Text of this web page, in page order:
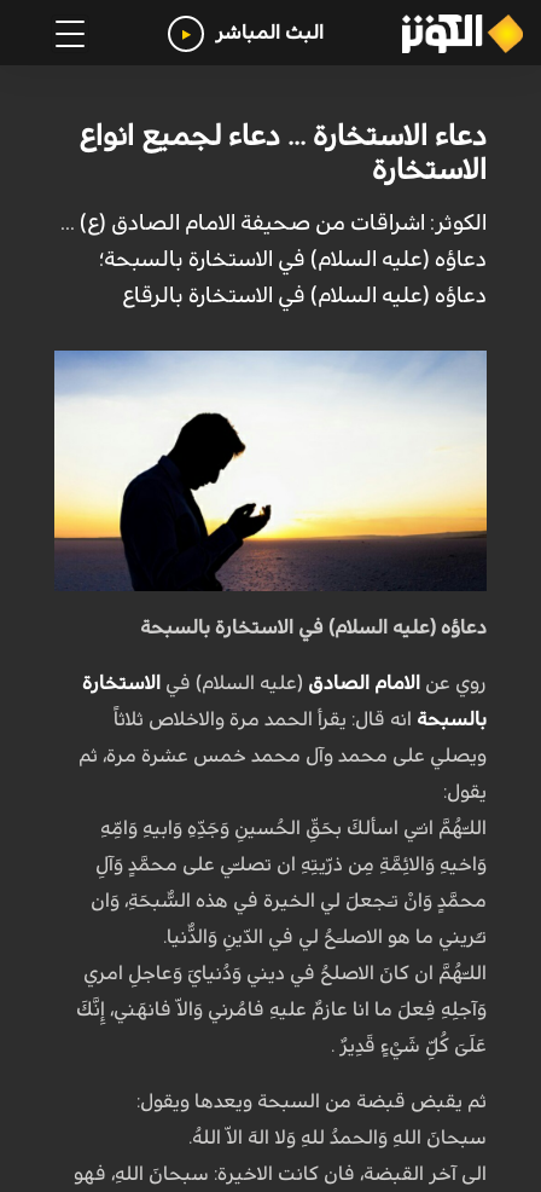
البث المباشر
دعاء الاستخارة ... دعاء لجميع انواع
الاستخارة
الكوثر: اشراقات من صحيفة الامام الصادق (ع) ...
دعاؤه (عليه السلام) في الاستخارة بالسبحة؛
دعاؤه (عليه السلام) في الاستخارة بالرقاع
دعاؤه (عليه السلام) في الاستخارة بالسبحة
روي عن الامام الصادق (عليه السلام) في الاستخارة
بالسبحة انه قال: يقرأ الحمد مرة والاخلاص ثلاثاً
ويصلي على محمد وآل محمد خمس عشرة مرة، ثم
يقول:
اللـّهُمَّ انـّي اسألكَ بحَقِّ الحُسينِ وَجَدِّهِ وَابيهِ وَامِّهِ
وَاخيهِ وَالائِمَّةِ مِن ذرّيتِهِ ان تصلـّي على محمَّدٍ وَآلِ
محمَّدٍ وَانْ تـَجعلَ لي الخيرة في هذه السُّبحَةِ، وَان
تـُريني ما هو الاصلـَحُ لي في الدّينِ وَالدُّنيا.
اللـّهُمَّ ان كانَ الاصلحُ في ديني وَدُنيايَ وَعاجلِ امري
وَآجلِهِ فِعلَ ما انا عازمٌ عليهِ فامُرني وَالاّ فانهَني، إِنَّكَ
عَلَىَ كُلِّ شَيْءٍ قَدِيرٌ .
ثم يقبض قبضة من السبحة ويعدها ويقول:
سبحانَ اللهِ وَالحمدُ للهِ وَلا الهَ الاّ اللهُ.
الى آخر القبضة، فان كانت الاخيرة: سبحانَ اللهِ، فهو